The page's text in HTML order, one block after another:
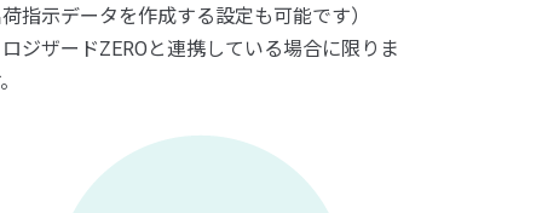
指示データを作成する設定も可能です）
ロジザードZEROと連携している場合に限りま